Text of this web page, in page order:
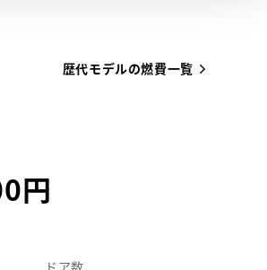
歴代モデルの燃費一覧
ドア数